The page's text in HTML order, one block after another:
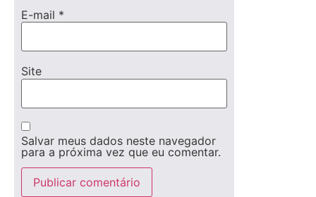
E-mail *
Site
Salvar meus dados neste navegador
para a próxima vez que eu comentar.